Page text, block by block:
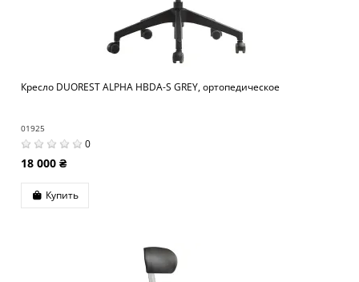
Кресло DUOREST ALPHA HBDA-S GREY, ортопедическое
01925
0
18 000 ₴
Купить